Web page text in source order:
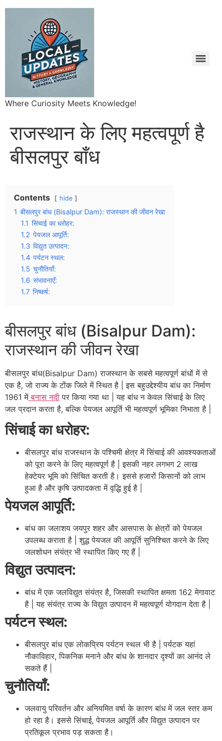
Where Curiosity Meets Knowledge!
राजस्थान के लिए महत्वपूर्ण है
बीसलपुर बाँध
Contents hide
1 बीसलपुर बांध (Bisalpur Dam): राजस्थान की जीवन रेखा
1.1 सिंचाई का धरोहर:
1.2 पेयजल आपूर्ति:
1.3 विद्युत उत्पादन:
1.4 पर्यटन स्थल:
1.5 चुनौतियाँ:
1.6 संभावनाएँ:
1.7 निष्कर्ष:
बीसलपुर बांध (Bisalpur Dam):
राजस्थान की जीवन रेखा
बीसलपुर बांध(Bisalpur Dam) राजस्थान के सबसे महत्वपूर्ण बांधों में से
एक है, जो राज्य के टोंक जिले में स्थित है | इस बहुउद्देश्यीय बांध का निर्माण
1961 मेंबनास नदी पर किया गया था | यह बांध न केवल सिंचाई के लिए
जल प्रदान करता है, बल्कि पेयजल आपूर्ति भी महत्वपूर्ण भूमिका निभाता है |
सिंचाई का धरोहर:
बीसलपुर बांध राजस्थान के पश्चिमी क्षेत्र में सिंचाई की आवश्यकताओं
को पूरा करने के लिए महत्वपूर्ण है | इसकी नहर लगभग 2 लाख
हेक्टेयर भूमि को सिंचित करती है। इससे हजारों किसानों को लाभ
हुआ है और कृषि उत्पादकता में वृद्धि हुई है |
पेयजल आपूर्ति:
बांध का जलाशय जयपुर शहर और आसपास के क्षेत्रों को पेयजल
उपलब्ध कराता है | शुद्ध पेयजल की आपूर्ति सुनिश्चित करने के लिए
जलशोधन संयंत्र भी स्थापित किए गए हैं |
विद्युत उत्पादन:
बांध में एक जलविद्युत संयंत्र है, जिसकी स्थापित क्षमता 162 मेगावाट
है | यह संयंत्र राज्य के विद्युत उत्पादन में महत्वपूर्ण योगदान देता है |
पर्यटन स्थल:
बीसलपुर बांध एक लोकप्रिय पर्यटन स्थल भी है | पर्यटक यहां
नौकाविहार, पिकनिक मनाने और बांध के शानदार दृश्यों का आनंद ले
सकते हैं |
चुनौतियाँ:
जलवायु परिवर्तन और अनियमित वर्षा के कारण बांध में जल स्तर कम
हो रहा है। इससे सिंचाई, पेयजल आपूर्ति और विद्युत उत्पादन पर
प्रतिकूल प्रभाव पड़ सकता है।